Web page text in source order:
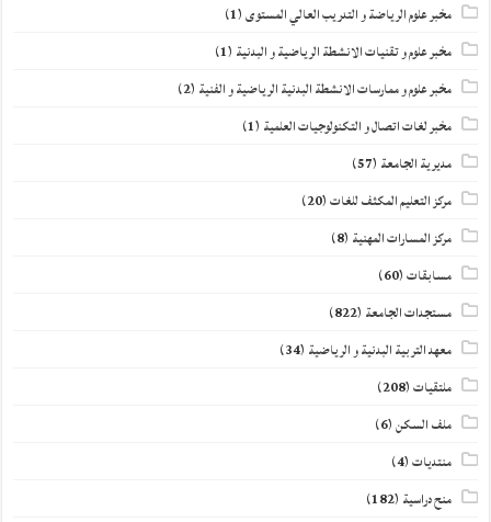
مخبر علوم الرياضة و التدريب العالي المستوى(1)
مخبر علوم و تقنيات الانشطة الرياضية و البدنية (1)
مخبر علوم و ممارسات الانشطة البدنية الرياضية و الفنية (2)
مخبر لغات اتصال و التكنولوجيات العلمية (1)
مديرية الجامعة (57)
مركز التعليم المكثف للغات(20)
مركز المسارات المهنية (8)
مسابقات(60)
مستجدات الجامعة (822)
معهد التربية البدنية و الرياضية (34)
ملتقيات(208)
ملف السكن(6)
منتديات(4)
منح دراسية (182)